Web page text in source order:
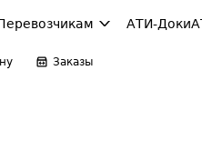
АТИ-Доки
Заказы